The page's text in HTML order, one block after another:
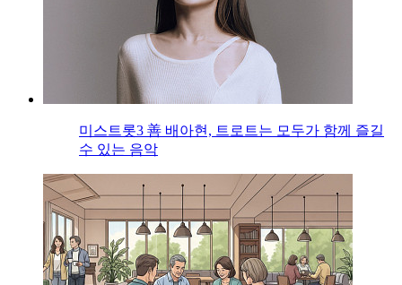
미스트롯3 善 배아현, 트로트는 모두가 함께 즐길
수 있는 음악